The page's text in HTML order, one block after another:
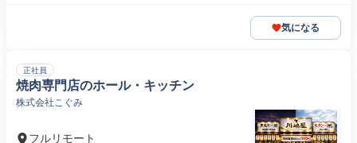
気になる
正社員
焼肉専門店のホール・キッチン
株式会社こぐみ
フルリモート